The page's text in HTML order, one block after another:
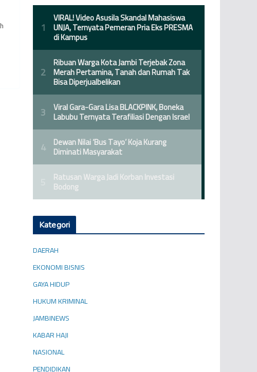
Kategori
DAERAH
EKONOMI BISNIS
GAYA HIDUP
HUKUM KRIMINAL
JAMBINEWS
KABAR HAJI
NASIONAL
PENDIDIKAN